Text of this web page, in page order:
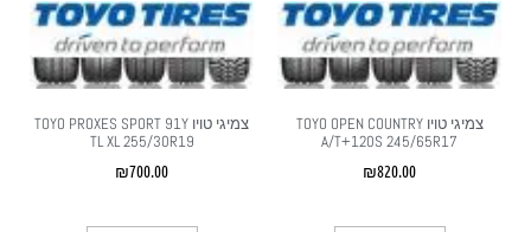
צמיגי טויו TOYO OPEN COUNTRY
A/T+120S 245/65R17
₪820.00
צמיגי טויו TOYO PROXES SPORT 91Y
TL XL 255/30R19
₪700.00